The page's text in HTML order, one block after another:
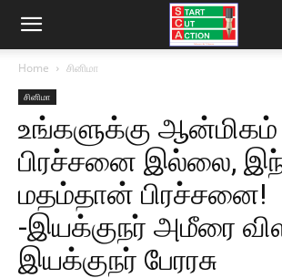
Home சினிமா
சினிமா
உங்களுக்கு ஆன்மிகம்
பிரச்சனை இல்லை,
மதம்தான் பிரச்சனை!
-இயக்குநர் அமீரை
இயக்குநர் பேரரசு